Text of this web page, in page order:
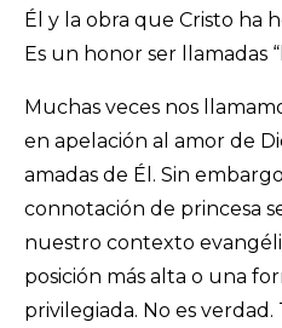
Él y la obra que Cristo ha
Es un honor ser llamadas
Muchas veces nos
en apelación al amor de
amadas de Él. Sin
connotación de princesa
nuestro contexto
posición más alta o una
privilegiada. No es verdad.